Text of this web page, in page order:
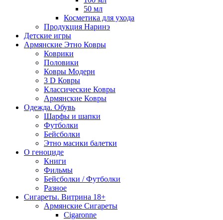
50 мл
Косметика для ухода
Продукция Наринэ
Детские игры
Армянские Этно Ковры
Коврики
Половики
Ковры Модерн
3 D Ковры
Классические Ковры
Армянские Ковры
Одежда. Обувь
Шарфы и шапки
Футболки
Бейсболки
Этно масики балетки
О геноциде
Книги
Фильмы
Бейсболки / Футболки
Разное
Сигареты. Витрина 18+
Армянские Сигареты
Cigaronne